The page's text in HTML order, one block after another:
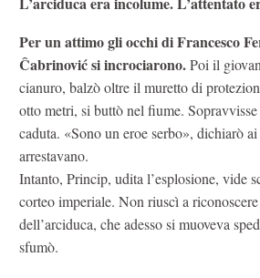
Per un attimo gli occhi di Francesco
Ĉabrinović si incrociarono.Poi il
cianuro, balzò oltre il muretto di
otto metri, si buttò nel fiume.
caduta. «Sono un eroe serbo», dichiarò
arrestavano.
Intanto, Princip, udita l’esplosione, vide
corteo imperiale. Non riuscì a
dell’arciduca, che adesso si muoveva
sfumò.